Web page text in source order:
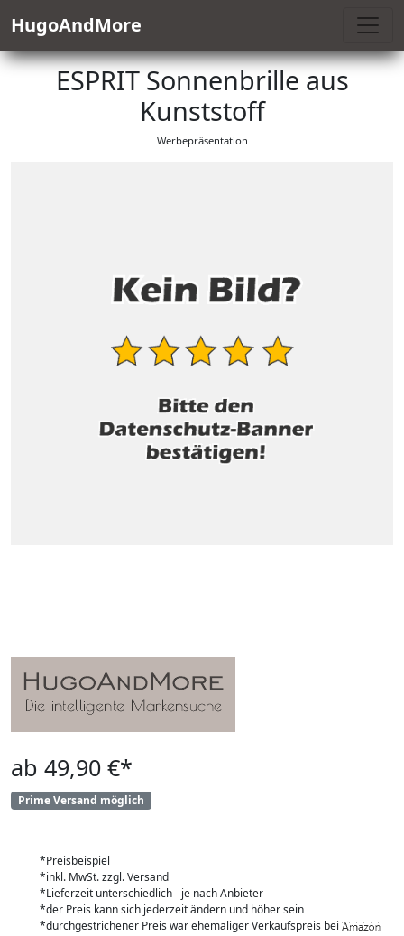
HugoAndMore
ESPRIT Sonnenbrille aus
Kunststoff
Werbepräsentation
ab 49,90 €*
Prime Versand möglich
*Preisbeispiel
*inkl. MwSt. zzgl. Versand
*Lieferzeit unterschiedlich - je nach Anbieter
*der Preis kann sich jederzeit ändern und höher sein
*durchgestrichener Preis war ehemaliger Verkaufspreis bei